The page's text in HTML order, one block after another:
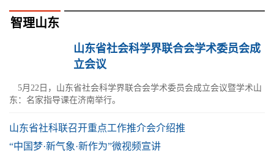
智理山东
山东省社会科学界联合会学术委员会成
立会议
5月22日，山东省社会科学界联合会学术委员会成立会议暨学术山
东：名家指导课在济南举行。
山东省社科联召开重点工作推介会介绍推
“中国梦·新气象·新作为”微视频宣讲